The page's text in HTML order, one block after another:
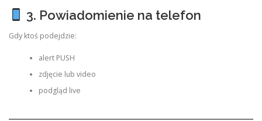
3. Powiadomienie na telefon
Gdy ktoś podejdzie:
alert PUSH
zdjęcie lub video
podgląd live